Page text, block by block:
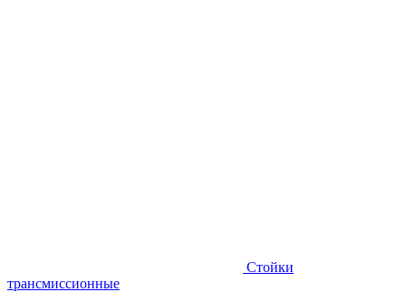
Стойки
трансмиссионные